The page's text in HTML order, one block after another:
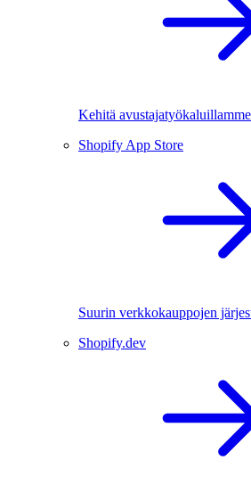
Kehitä avustajatyökaluillamme
Shopify App Store
Suurin verkkokauppojen
Shopify.dev